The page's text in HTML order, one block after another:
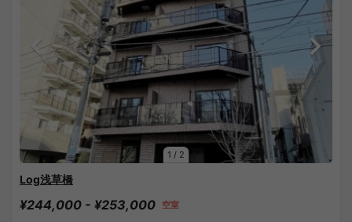
1 / 2
Log浅草橋
¥244,000 - ¥253,000 空室